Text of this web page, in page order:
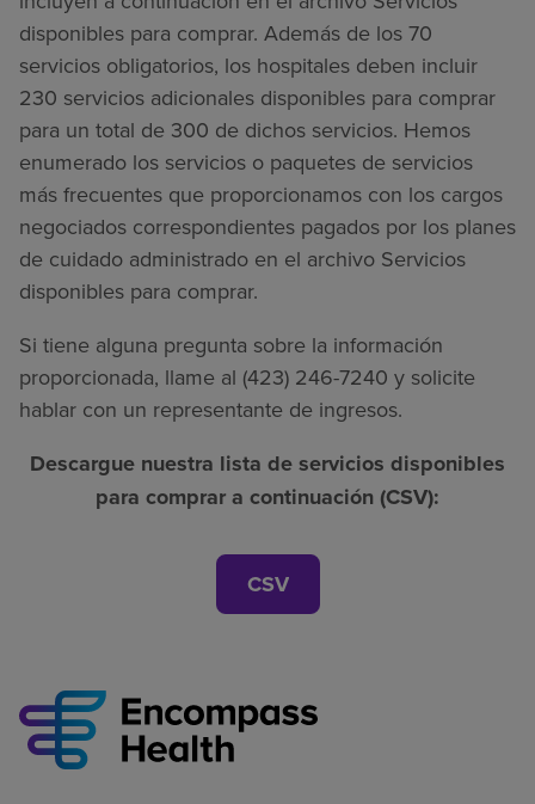
disponibles para comprar. Además de los 70
servicios obligatorios, los hospitales deben incluir
230 servicios adicionales disponibles para comprar
para un total de 300 de dichos servicios. Hemos
enumerado los servicios o paquetes de servicios
más frecuentes que proporcionamos con los cargos
negociados correspondientes pagados por los planes
de cuidado administrado en el archivo Servicios
disponibles para comprar.
Si tiene alguna pregunta sobre la información
proporcionada, llame al (423) 246-7240 y solicite
hablar con un representante de ingresos.
Descargue nuestra lista de servicios disponibles
para comprar a continuación (CSV):
CSV